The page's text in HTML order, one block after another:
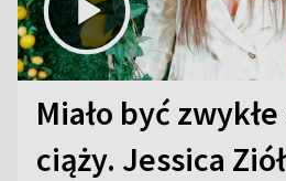
Miało być
ciąży. Jessica